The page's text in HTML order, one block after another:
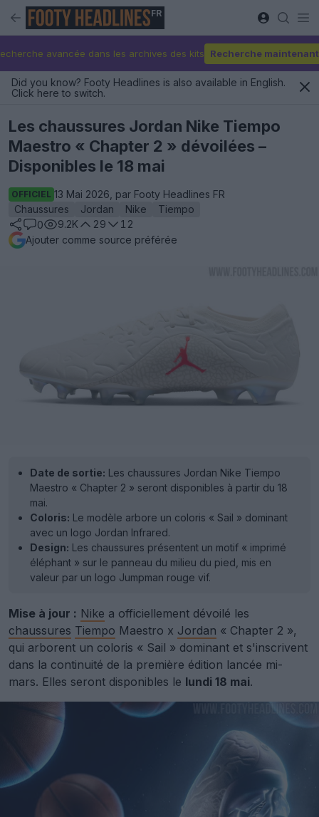
FR
avancée dans les archives des kits Recherche maintenant
Did you know? Footy Headlines is also available in English.
Click here to switch.
Les chaussures Jordan Nike Tiempo
Maestro « Chapter 2 » dévoilées –
Disponibles le 18 mai
OFFICIEL 13 Mai 2026, par Footy Headlines FR
Chaussures
Jordan Nike
Tiempo
0
9.2K 29
12
Ajouter comme source préférée
Date de sortie: Les chaussures Jordan Nike Tiempo
Maestro « Chapter 2 » seront disponibles à partir du 18
mai.
Coloris: Le modèle arbore un coloris « Sail » dominant
avec un logo Jordan Infrared.
Design: Les chaussures présentent un motif « imprimé
éléphant » sur le panneau du milieu du pied, mis en
valeur par un logo Jumpman rouge vif.
Mise à jour : Nike a officiellement dévoilé les
chaussures Tiempo Maestro x Jordan « Chapter 2 »,
qui arborent un coloris « Sail » dominant et s'inscrivent
dans la continuité de la première édition lancée mi-
mars. Elles seront disponibles le lundi 18 mai.